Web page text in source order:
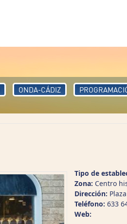
ONDA-CÁDIZ
Tipo de
Zona: Centro
Dirección:
Teléfono: 633
Web: